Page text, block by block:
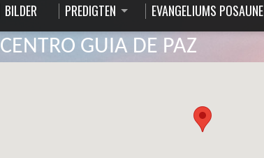
BILDER PREDIGTEN EVANGELIUMS POSAUNE
CENTRO GUIA DE PAZ